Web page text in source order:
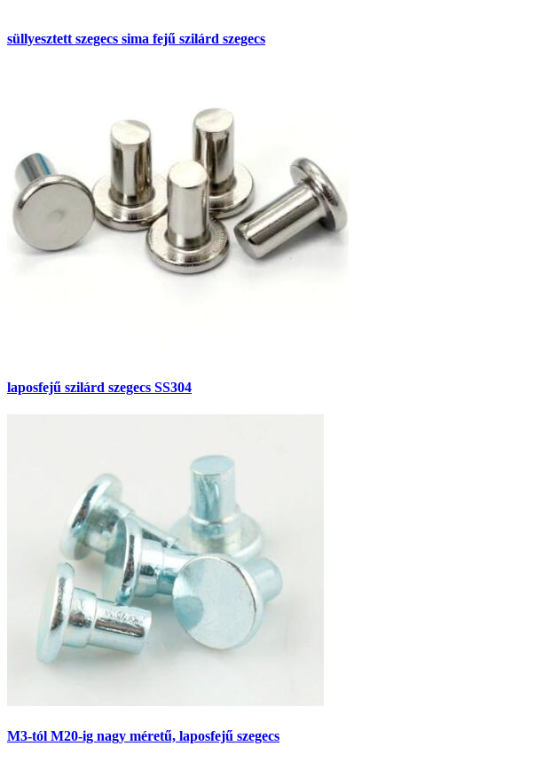
süllyesztett szegecs sima fejű szilárd szegecs
laposfejű szilárd szegecs SS304
M3-tól M20-ig nagy méretű, laposfejű szegecs